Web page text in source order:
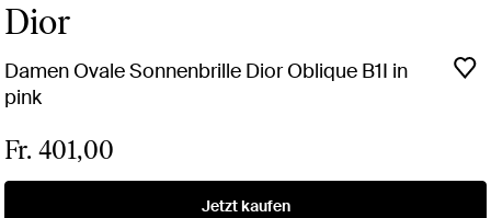
Dior
Damen Ovale Sonnenbrille Dior Oblique B1I in
pink
Fr. 401,00
Jetzt kaufen